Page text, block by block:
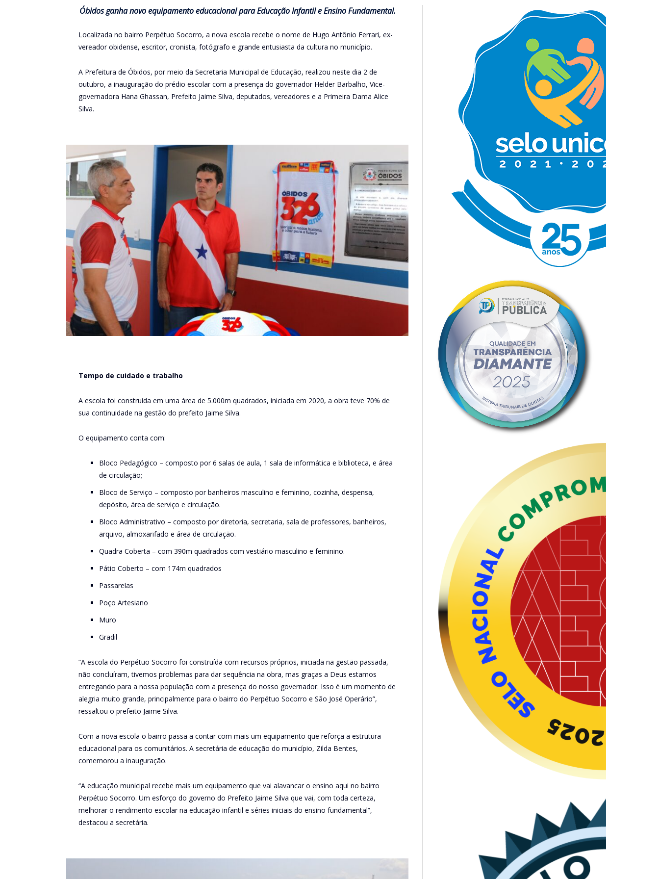
Óbidos ganha novo equipamento educacional para Educação Infantil e Ensino Fundamental.
Localizada no bairro Perpétuo Socorro, a nova escola recebe o nome de Hugo Antônio Ferrari, ex-
vereador obidense, escritor, cronista, fotógrafo e grande entusiasta da cultura no município.
A Prefeitura de Óbidos, por meio da Secretaria Municipal de Educação, realizou neste dia 2 de
outubro, a inauguração do prédio escolar com a presença do governador Helder Barbalho, Vice-
governadora Hana Ghassan, Prefeito Jaime Silva, deputados, vereadores e a Primeira Dama Alice
Silva.
Tempo de cuidado e trabalho
A escola foi construída em uma área de 5.000m quadrados, iniciada em 2020, a obra teve 70% de
sua continuidade na gestão do prefeito Jaime Silva.
O equipamento conta com:
Bloco Pedagógico – composto por 6 salas de aula, 1 sala de informática e biblioteca, e área
de circulação;
Bloco de Serviço – composto por banheiros masculino e feminino, cozinha, despensa,
depósito, área de serviço e circulação.
Bloco Administrativo – composto por diretoria, secretaria, sala de professores, banheiros,
arquivo, almoxarifado e área de circulação.
Quadra Coberta – com 390m quadrados com vestiário masculino e feminino.
Pátio Coberto – com 174m quadrados
Passarelas
Poço Artesiano
Muro
Gradil
“A escola do Perpétuo Socorro foi construída com recursos próprios, iniciada na gestão passada,
não concluíram, tivemos problemas para dar sequência na obra, mas graças a Deus estamos
entregando para a nossa população com a presença do nosso governador. Isso é um momento de
alegria muito grande, principalmente para o bairro do Perpétuo Socorro e São José Operário”,
ressaltou o prefeito Jaime Silva.
Com a nova escola o bairro passa a contar com mais um equipamento que reforça a estrutura
educacional para os comunitários. A secretária de educação do município, Zilda Bentes,
comemorou a inauguração.
“A educação municipal recebe mais um equipamento que vai alavancar o ensino aqui no bairro
Perpétuo Socorro. Um esforço do governo do Prefeito Jaime Silva que vai, com toda certeza,
melhorar o rendimento escolar na educação infantil e séries iniciais do ensino fundamental”,
destacou a secretária.